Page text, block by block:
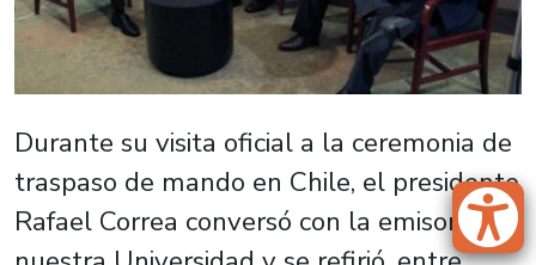
Durante su visita oficial a la ceremonia de
traspaso de mando en Chile, el presidente
Rafael Correa conversó con la emisora de